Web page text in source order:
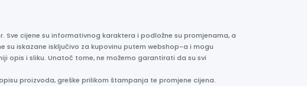
cijene su informativnog karaktera i podložne su promjenama, a
su iskazane isključivo za kupovinu putem webshop-a i mogu
opis i sliku. Unatoč tome, ne možemo garantirati da su svi
proizvoda, greške prilikom štampanja te promjene cijena.